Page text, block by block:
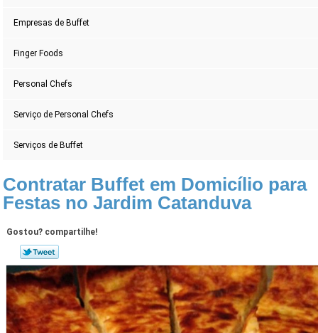
Empresas de Buffet
Finger Foods
Personal Chefs
Serviço de Personal Chefs
Serviços de Buffet
Contratar Buffet em Domicílio para
Festas no Jardim Catanduva
Gostou? compartilhe!